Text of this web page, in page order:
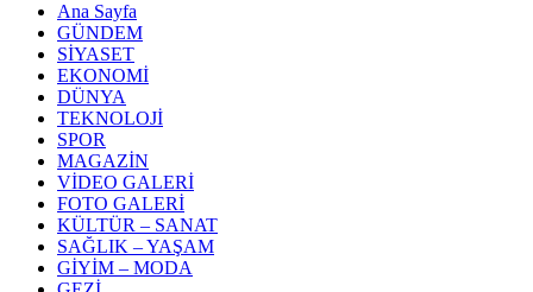
Ana Sayfa
GÜNDEM
SİYASET
EKONOMİ
DÜNYA
TEKNOLOJİ
SPOR
MAGAZİN
VİDEO GALERİ
FOTO GALERİ
KÜLTÜR – SANAT
SAĞLIK – YAŞAM
GİYİM – MODA